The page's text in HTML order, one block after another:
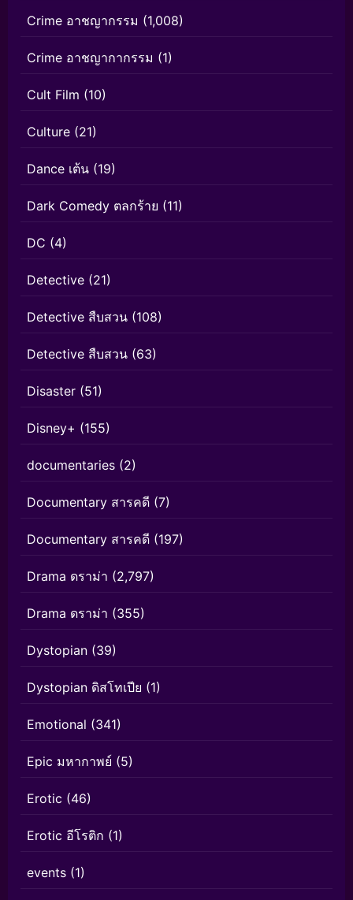
Crime อาชญากรรม (1,008)
Crime อาชญากากรรม (1)
Cult Film (10)
Culture (21)
Dance เต้น (19)
Dark Comedy ตลกร้าย (11)
DC (4)
Detective (21)
Detective สืบสวน (108)
Detective สืบสวน (63)
Disaster (51)
Disney+ (155)
documentaries (2)
Documentary สารคดี (7)
Documentary สารคดี (197)
Drama ดราม่า (2,797)
Drama ดราม่า (355)
Dystopian (39)
Dystopian ดิสโทเปีย (1)
Emotional (341)
Epic มหากาพย์ (5)
Erotic (46)
Erotic อีโรติก (1)
events (1)